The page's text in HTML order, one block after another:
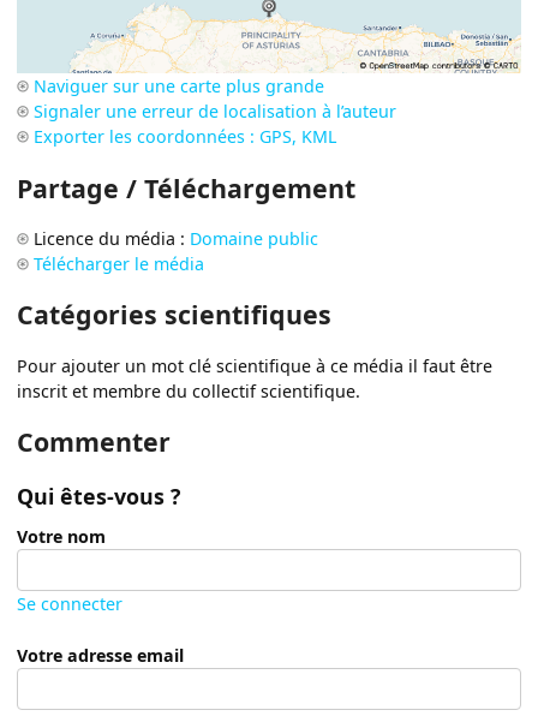
Naviguer sur une carte plus grande
Signaler une erreur de localisation à l’auteur
Exporter les coordonnées : GPS, KML
Partage / Téléchargement
Licence du média : Domaine public
Télécharger le média
Catégories scientifiques
Pour ajouter un mot clé scientifique à ce média il faut être
inscrit et membre du collectif scientifique.
Commenter
Qui êtes-vous ?
Votre nom
Se connecter
Votre adresse email